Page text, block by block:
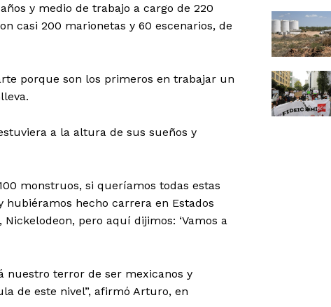
Políticas del Sitio
y medio de trabajo a cargo de 220
casi 200 marionetas y 60 escenarios, de
porque son los primeros en trabajar un
a la altura de sus sueños y
monstruos, si queríamos todas estas
hecho carrera en Estados
pero aquí dijimos: ‘Vamos a
nuestro terror de ser mexicanos y
de este nivel”, afirmó Arturo, en